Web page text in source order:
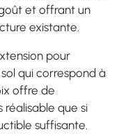
et offrant un
existante.
pour
qui correspond à
offre de
réalisable que si
suffisante.